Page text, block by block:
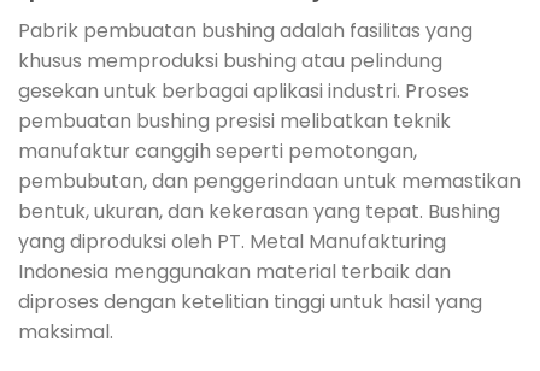
Pabrik pembuatan bushing adalah fasilitas yang
khusus memproduksi bushing atau pelindung
gesekan untuk berbagai aplikasi industri. Proses
pembuatan bushing presisi melibatkan teknik
manufaktur canggih seperti pemotongan,
pembubutan, dan penggerindaan untuk memastikan
bentuk, ukuran, dan kekerasan yang tepat. Bushing
yang diproduksi oleh PT. Metal Manufakturing
Indonesia menggunakan material terbaik dan
diproses dengan ketelitian tinggi untuk hasil yang
maksimal.